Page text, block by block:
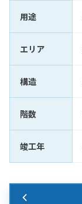
用途
エリア
構造
階数
竣工年